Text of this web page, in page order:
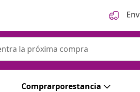
Comprarporestancia